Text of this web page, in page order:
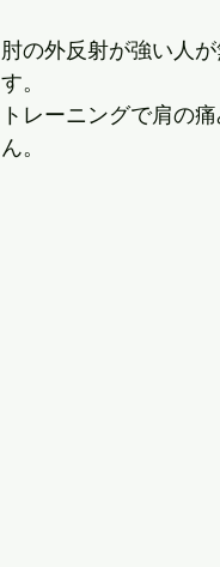
肘の外反射が強い人
す。
トレーニングで肩の
ん。